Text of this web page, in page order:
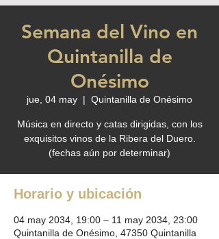
Semana del Vino en
Quintanilla de
Onésimo
jue, 04 may
  |
Quintanilla de Onésimo
Música en directo y catas dirigidas, con los
exquisitos vinos de la Ribera del Duero.
(fechas aún por determinar)
Horario y ubicación
04 may 2034, 19:00 – 11 may 2034, 23:00
Quintanilla de Onésimo, 47350 Quintanilla